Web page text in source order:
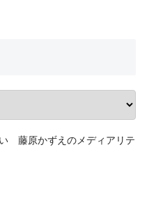
藤原かずえのメディアリテ